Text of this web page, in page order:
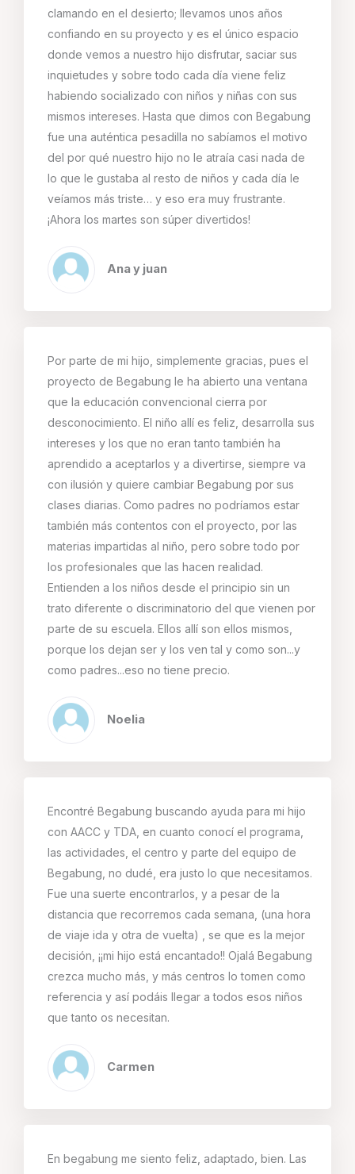
clamando en el desierto; llevamos unos años
confiando en su proyecto y es el único espacio
donde vemos a nuestro hijo disfrutar, saciar sus
inquietudes y sobre todo cada día viene feliz
habiendo socializado con niños y niñas con sus
mismos intereses. Hasta que dimos con Begabung
fue una auténtica pesadilla no sabíamos el motivo
del por qué nuestro hijo no le atraía casi nada de
lo que le gustaba al resto de niños y cada día le
veíamos más triste… y eso era muy frustrante.
¡Ahora los martes son súper divertidos!
Ana y juan
Por parte de mi hijo, simplemente gracias, pues el
proyecto de Begabung le ha abierto una ventana
que la educación convencional cierra por
desconocimiento. El niño allí es feliz, desarrolla sus
intereses y los que no eran tanto también ha
aprendido a aceptarlos y a divertirse, siempre va
con ilusión y quiere cambiar Begabung por sus
clases diarias. Como padres no podríamos estar
también más contentos con el proyecto, por las
materias impartidas al niño, pero sobre todo por
los profesionales que las hacen realidad.
Entienden a los niños desde el principio sin un
trato diferente o discriminatorio del que vienen por
parte de su escuela. Ellos allí son ellos mismos,
porque los dejan ser y los ven tal y como son...y
como padres...eso no tiene precio.
Noelia
Encontré Begabung buscando ayuda para mi hijo
con AACC y TDA, en cuanto conocí el programa,
las actividades, el centro y parte del equipo de
Begabung, no dudé, era justo lo que necesitamos.
Fue una suerte encontrarlos, y a pesar de la
distancia que recorremos cada semana, (una hora
de viaje ida y otra de vuelta) , se que es la mejor
decisión, ¡¡mi hijo está encantado!! Ojalá Begabung
crezca mucho más, y más centros lo tomen como
referencia y así podáis llegar a todos esos niños
que tanto os necesitan.
Carmen
En begabung me siento feliz, adaptado, bien. Las